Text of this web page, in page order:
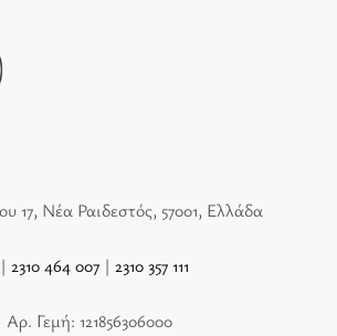
17, Νέα Ραιδεστός, 57001, Ελλάδα
| 2310 464 007 | 2310 357 111
Αρ. Γεμή: 121856306000